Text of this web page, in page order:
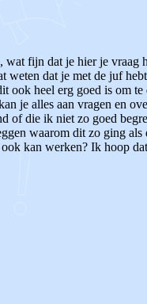
wat fijn dat je hier je vraag
weten dat je met de juf
ook heel erg goed is om
je alles aan vragen en
of die ik niet zo goed
waarom dit zo ging
kan werken? Ik hoop